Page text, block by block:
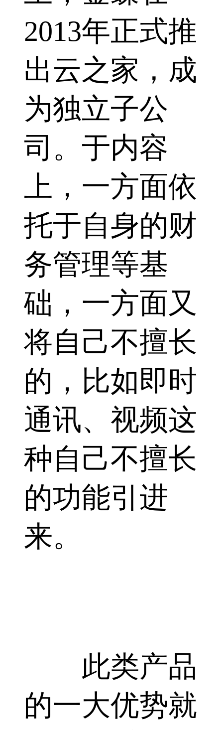
2013年正式推
出云之家，成
为独立子公
司。于内容
上，一方面依
托于自身的财
务管理等基
础，一方面又
将自己不擅长
的，比如即时
通讯、视频这
种自己不擅长
的功能引进
来。
此类产品
的一大优势就